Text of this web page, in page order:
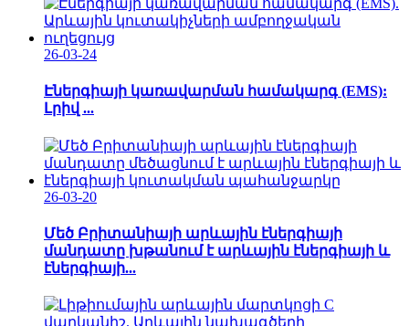
26-03-24
Էներգիայի կառավարման համակարգ (EMS):
Լրիվ ...
26-03-20
Մեծ Բրիտանիայի արևային էներգիայի
մանդատը խթանում է արևային էներգիայի և
էներգիայի...